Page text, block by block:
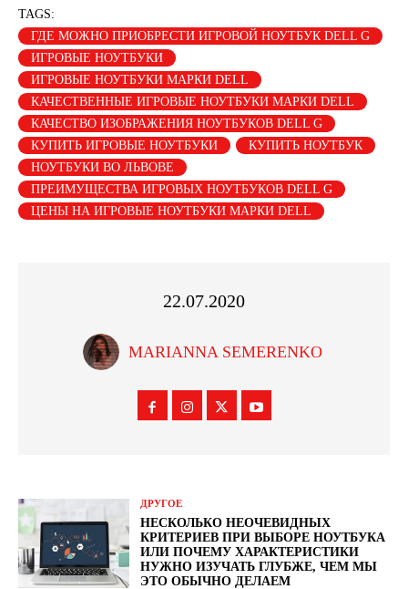
TAGS:
ГДЕ МОЖНО ПРИОБРЕСТИ ИГРОВОЙ НОУТБУК DELL G
ИГРОВЫЕ НОУТБУКИ
ИГРОВЫЕ НОУТБУКИ МАРКИ DELL
КАЧЕСТВЕННЫЕ ИГРОВЫЕ НОУТБУКИ МАРКИ DELL
КАЧЕСТВО ИЗОБРАЖЕНИЯ НОУТБУКОВ DELL G
КУПИТЬ ИГРОВЫЕ НОУТБУКИ
КУПИТЬ НОУТБУК
НОУТБУКИ ВО ЛЬВОВЕ
ПРЕИМУЩЕСТВА ИГРОВЫХ НОУТБУКОВ DELL G
ЦЕНЫ НА ИГРОВЫЕ НОУТБУКИ МАРКИ DELL
22.07.2020
MARIANNA SEMERENKO
ДРУГОЕ
НЕСКОЛЬКО НЕОЧЕВИДНЫХ
КРИТЕРИЕВ ПРИ ВЫБОРЕ НОУТБУКА
ИЛИ ПОЧЕМУ ХАРАКТЕРИСТИКИ
НУЖНО ИЗУЧАТЬ ГЛУБЖЕ, ЧЕМ МЫ
ЭТО ОБЫЧНО ДЕЛАЕМ